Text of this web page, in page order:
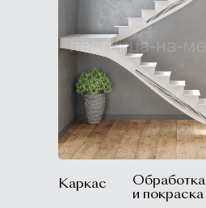
Каркас
Обработка
и покраска